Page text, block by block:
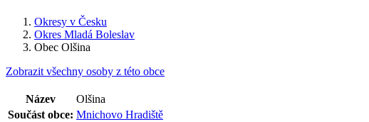
Okresy v Česku
Okres Mladá Boleslav
Obec Olšina
Zobrazit všechny osoby z této obce
Název
Olšina
Součást obce: Mnichovo Hradiště